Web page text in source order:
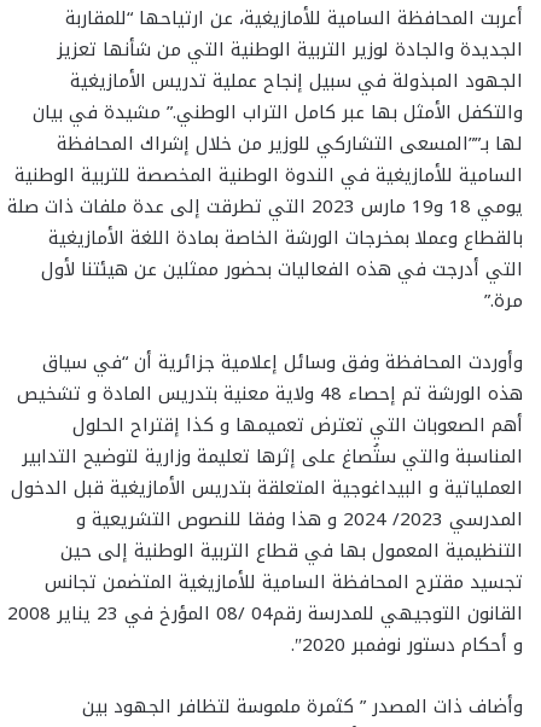
أعربت المحافظة السامية للأمازيغية، عن ارتياحها “للمقاربة
الجديدة والجادة لوزير التربية الوطنية التي من شأنها تعزيز
الجهود المبذولة في سبيل إنجاح عملية تدريس الأمازيغية
والتكفل الأمثل بها عبر كامل التراب الوطني.” مشيدة في بيان
لها بـ””المسعى التشاركي للوزير من خلال إشراك المحافظة
السامية للأمازيغية في الندوة الوطنية المخصصة للتربية الوطنية
يومي 18 و19 مارس 2023 التي تطرقت إلى عدة ملفات ذات صلة
بالقطاع وعملا بمخرجات الورشة الخاصة بمادة اللغة الأمازيغية
التي أدرجت في هذه الفعاليات بحضور ممثلين عن هيئتنا لأول
مرة.”
وأوردت المحافظة وفق وسائل إعلامية جزائرية أن “في سياق
هذه الورشة تم إحصاء 48 ولاية معنية بتدريس المادة و تشخيص
أهم الصعوبات التي تعترض تعميمها و كذا إقتراح الحلول
المناسبة والتي ستُصاغ على إثرها تعليمة وزارية لتوضيح التدابير
العملياتية و البيداغوجية المتعلقة بتدريس الأمازيغية قبل الدخول
المدرسي 2023/ 2024 و هذا وفقا للنصوص التشريعية و
التنظيمية المعمول بها في قطاع التربية الوطنية إلى حين
تجسيد مقترح المحافظة السامية للأمازيغية المتضمن تجانس
القانون التوجيهي للمدرسة رقم04 /08 المؤرخ في 23 يناير 2008
و أحكام دستور نوفمبر 2020″.
وأضاف ذات المصدر ” كثمرة ملموسة لتظافر الجهود بين